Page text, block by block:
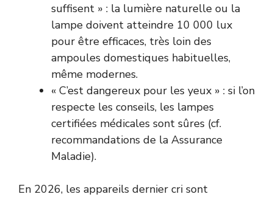
suffisent » : la lumière naturelle ou la
lampe doivent atteindre 10 000 lux
pour être efficaces, très loin des
ampoules domestiques habituelles,
même modernes.
« C’est dangereux pour les yeux » : si l’on
respecte les conseils, les lampes
certifiées médicales sont sûres (cf.
recommandations de la Assurance
Maladie).
En 2026, les appareils dernier cri sont